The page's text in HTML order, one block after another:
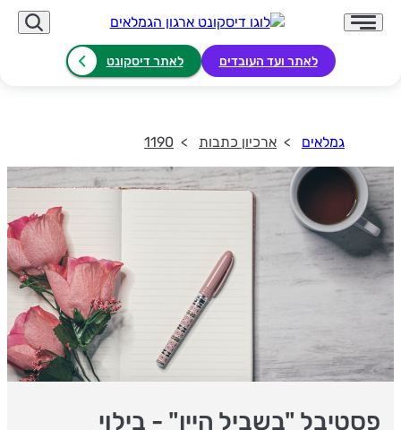
לאתר ועד העובדים לאתר דיסקונט
גמלאים ארכיון כתבות 1190
פסטיבל "בשביל היין" - בילוי